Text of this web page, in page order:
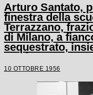
Arturo Santato,
finestra della
Terrazzano,
di Milano, a
sequestrato,
un'altra maestra,
10 OTTOBRE 1956